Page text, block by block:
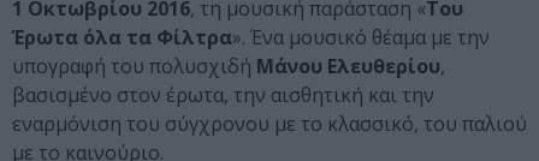
1 Οκτωβρίου 2016, τη μουσική παράσταση «Του
Έρωτα όλα τα Φίλτρα». Ένα μουσικό θέαμα με την
υπογραφή του πολυσχιδή Μάνου Ελευθερίου,
βασισμένο στον έρωτα, την αισθητική και την
εναρμόνιση του σύγχρονου με το κλασσικό, του παλιού
με το καινούριο.